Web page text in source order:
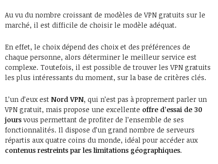
Au vu du nombre croissant de modèles de VPN gratuits sur le
marché, il est difficile de choisir le modèle adéquat.
En effet, le choix dépend des choix et des préférences de
chaque personne, alors déterminer le meilleur service est
complexe. Toutefois, il est possible de trouver les VPN gratuits
les plus intéressants du moment, sur la base de critères clés.
L’un d’eux est Nord VPN, qui n’est pas à proprement parler un
VPN gratuit, mais propose une excellente offre d’essai de 30
jours vous permettant de profiter de l’ensemble de ses
fonctionnalités. Il dispose d’un grand nombre de serveurs
répartis aux quatre coins du monde, idéal pour accéder aux
contenus restreints par les limitations géographiques.